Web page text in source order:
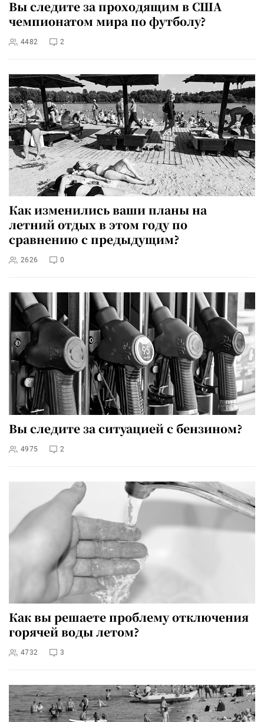
Вы следите за проходящим в США
чемпионатом мира по футболу?
4482 2
Как изменились ваши планы на
летний отдых в этом году по
сравнению с предыдущим?
2626 0
Вы следите за ситуацией с бензином?
4975 2
Как вы решаете проблему отключения
горячей воды летом?
4732 3